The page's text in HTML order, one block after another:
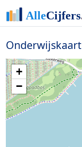
Onderwijskaart
+
−